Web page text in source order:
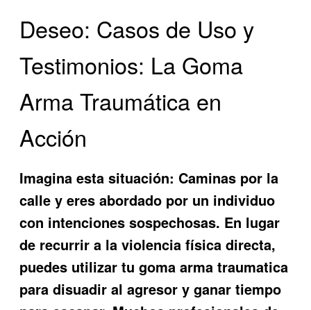
Deseo: Casos de Uso y
Testimonios: La Goma
Arma Traumática en
Acción
Imagina esta situación: Caminas por la
calle y eres abordado por un individuo
con intenciones sospechosas. En lugar
de recurrir a la violencia física directa,
puedes utilizar tugoma arma traumatica
para disuadir al agresor y ganar tiempo